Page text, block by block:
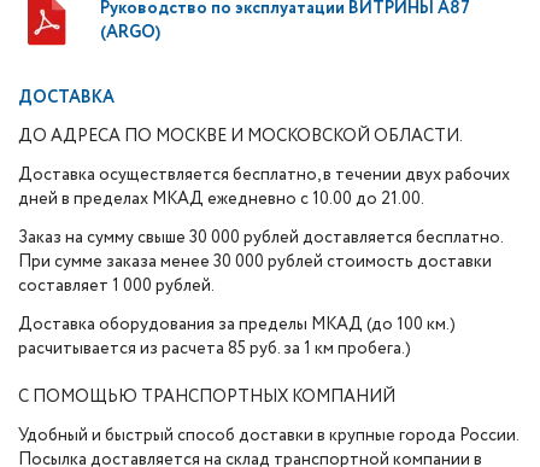
Руководство по эксплуатации ВИТРИНЫ A87
(ARGO)
ДОСТАВКА
ДО АДРЕСА ПО МОСКВЕ И МОСКОВСКОЙ ОБЛАСТИ.
Доставка осуществляется бесплатно, в течении двух рабочих
дней в пределах МКАД ежедневно с 10.00 до 21.00.
Заказ на сумму свыше 30 000 рублей доставляется бесплатно.
При сумме заказа менее 30 000 рублей стоимость доставки
составляет 1 000 рублей.
Доставка оборудования за пределы МКАД (до 100 км.)
расчитывается из расчета 85 руб. за 1 км пробега.)
С ПОМОЩЬЮ ТРАНСПОРТНЫХ КОМПАНИЙ
Удобный и быстрый способ доставки в крупные города России.
Посылка доставляется на склад транспортной компании в